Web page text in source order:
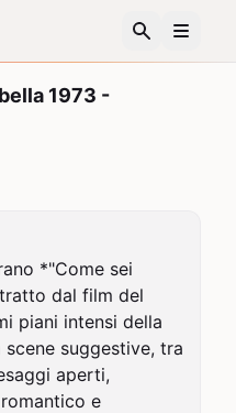
1973 -
*"Come sei
dal film del
piani intensi della
suggestive, tra
aperti,
e